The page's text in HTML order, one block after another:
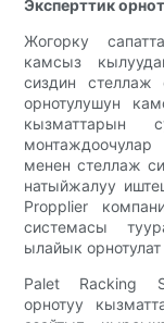
Эксперттик
Жогорку
камсыз
сиздин стеллаж
орнотулушун
кызматтарын
менен стеллаж
натыйжалуу
Propplier
системасы
ылайык
Palet Racking
орнотуу